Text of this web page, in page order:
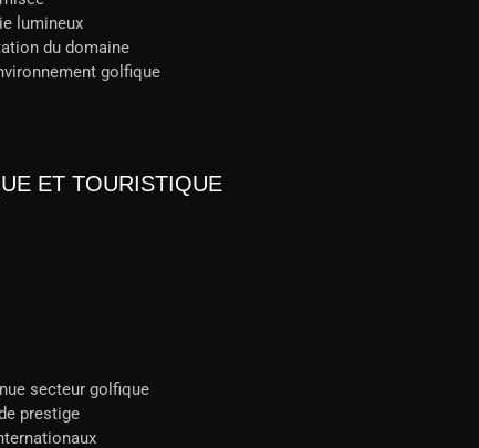
lumineux
du domaine
golfique
ET TOURISTIQUE
secteur golfique
prestige